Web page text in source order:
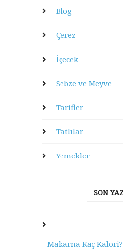
Blog
Çerez
İçecek
Sebze ve Meyve
Tarifler
Tatlılar
Yemekler
SON
Makarna Kaç